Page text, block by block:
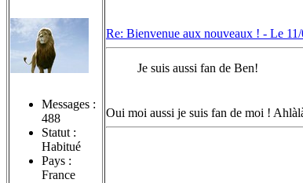
Messages :
488
Statut :
Habitué
Pays :
France
Re: Bienvenue aux nouveaux ! - Le
Je suis aussi fan de Ben!
Oui moi aussi je suis fan de moi !